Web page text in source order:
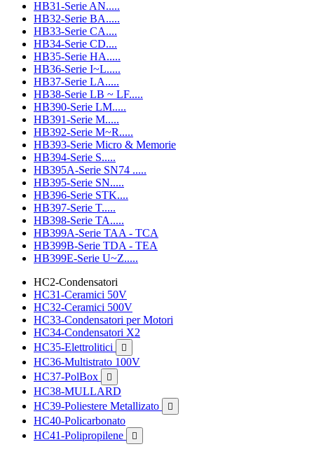
HB31-Serie AN.....
HB32-Serie BA.....
HB33-Serie CA....
HB34-Serie CD....
HB35-Serie HA.....
HB36-Serie I~L.....
HB37-Serie LA.....
HB38-Serie LB ~ LF.....
HB390-Serie LM.....
HB391-Serie M.....
HB392-Serie M~R.....
HB393-Serie Micro & Memorie
HB394-Serie S.....
HB395A-Serie SN74 .....
HB395-Serie SN.....
HB396-Serie STK....
HB397-Serie T.....
HB398-Serie TA.....
HB399A-Serie TAA - TCA
HB399B-Serie TDA - TEA
HB399E-Serie U~Z.....
HC2-Condensatori
HC31-Ceramici 50V
HC32-Ceramici 500V
HC33-Condensatori per Motori
HC34-Condensatori X2
HC35-Elettrolitici

HC36-Multistrato 100V
HC37-PolBox

HC38-MULLARD
HC39-Poliestere Metallizato

HC40-Policarbonato
HC41-Polipropilene
